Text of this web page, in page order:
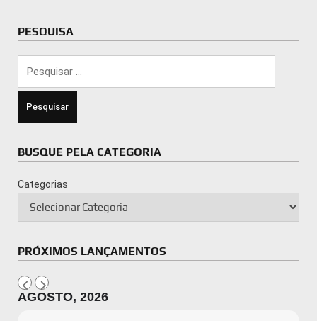
PESQUISA
BUSQUE PELA CATEGORIA
Categorias
PRÓXIMOS LANÇAMENTOS
AGOSTO, 2026